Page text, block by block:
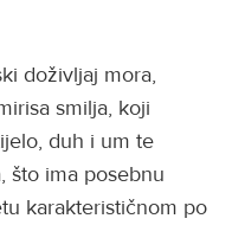
doživljaj mora,
smilja, koji
duh i um te
što ima posebnu
karakterističnom po